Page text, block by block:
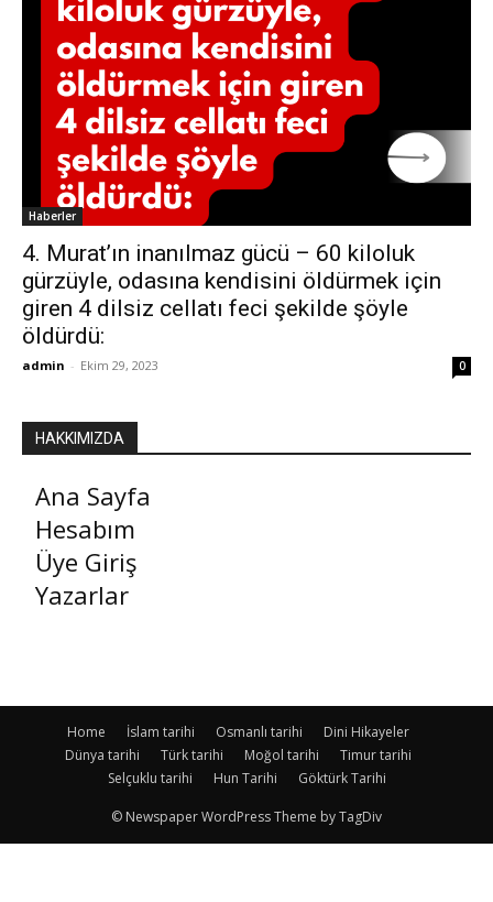
Haberler
4. Murat’ın inanılmaz gücü – 60 kiloluk
gürzüyle, odasına kendisini öldürmek için
giren 4 dilsiz cellatı feci şekilde şöyle
öldürdü:
admin - Ekim 29, 2023 0
HAKKIMIZDA
Ana Sayfa
Hesabım
Üye Giriş
Yazarlar
Home İslam tarihi Osmanlı tarihi
Dini Hikayeler
Dünya tarihi
Türk tarihi Moğol tarihi
Timur tarihi
Selçuklu tarihi
Hun Tarihi Göktürk Tarihi
© Newspaper WordPress Theme by TagDiv